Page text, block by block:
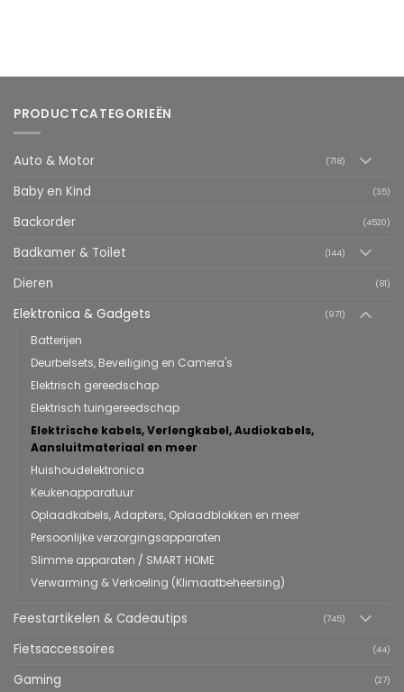
PRODUCTCATEGORIEËN
Auto & Motor (718)
Baby en Kind (35)
Backorder (4520)
Badkamer & Toilet (144)
Dieren (81)
Elektronica & Gadgets (971)
Batterijen
Deurbelsets, Beveiliging en Camera's
Elektrisch gereedschap
Elektrisch tuingereedschap
Elektrische kabels, Verlengkabel, Audiokabels,
Aansluitmateriaal en meer
Huishoudelektronica
Keukenapparatuur
Oplaadkabels, Adapters, Oplaadblokken en meer
Persoonlijke verzorgingsapparaten
Slimme apparaten / SMART HOME
Verwarming & Verkoeling (Klimaatbeheersing)
Feestartikelen & Cadeautips (745)
Fietsaccessoires (44)
Gaming (27)